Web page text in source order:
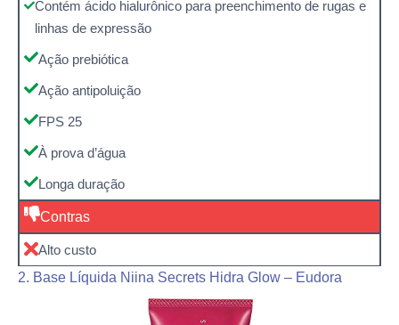
Contém ácido hialurônico para preenchimento de rugas e
linhas de expressão
Ação prebiótica
Ação antipoluição
FPS 25
À prova d’água
Longa duração
Contras
Alto custo
2. Base Líquida Niina Secrets Hidra Glow – Eudora